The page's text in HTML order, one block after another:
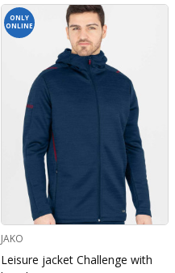
ONLY
ONLINE
JAKO
Leisure jacket Challenge with